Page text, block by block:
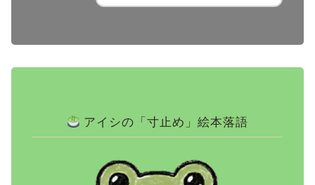
アイシの「寸止め」絵本落語